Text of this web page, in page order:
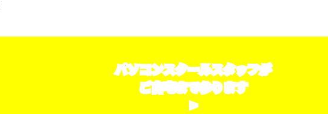
パソコンスクールスタッフが
ご自宅まで参ります
>